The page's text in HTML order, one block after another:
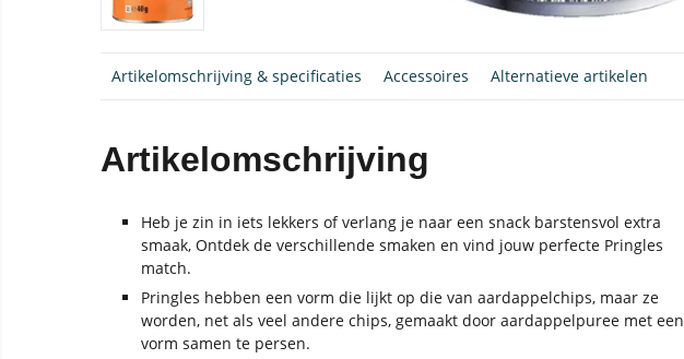
Artikelomschrijving & specificaties Accessoires Alternatieve artikelen
Artikelomschrijving
Heb je zin in iets lekkers of verlang je naar een snack barstensvol extra
smaak, Ontdek de verschillende smaken en vind jouw perfecte Pringles
match.
Pringles hebben een vorm die lijkt op die van aardappelchips, maar ze
worden, net als veel andere chips, gemaakt door aardappelpuree met een
vorm samen te persen.